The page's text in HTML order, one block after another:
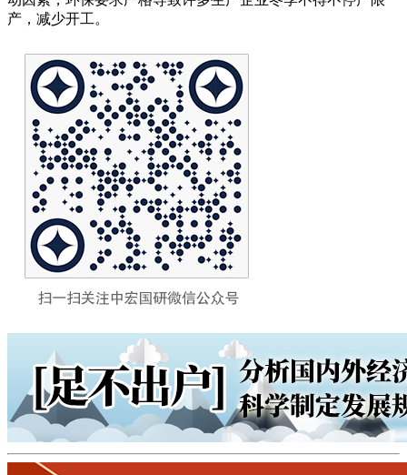
产，减少开工。